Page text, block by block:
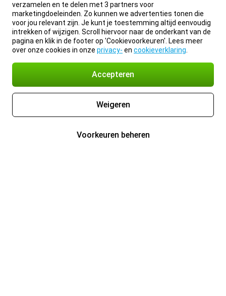
verzamelen en te delen met 3 partners voor
marketingdoeleinden. Zo kunnen we advertenties tonen die
voor jou relevant zijn. Je kunt je toestemming altijd eenvoudig
intrekken of wijzigen. Scroll hiervoor naar de onderkant van de
pagina en klik in de footer op 'Cookievoorkeuren'. Lees meer
over onze cookies in onze privacy- en cookieverklaring
Accepteren
Weigeren
Voorkeuren beheren